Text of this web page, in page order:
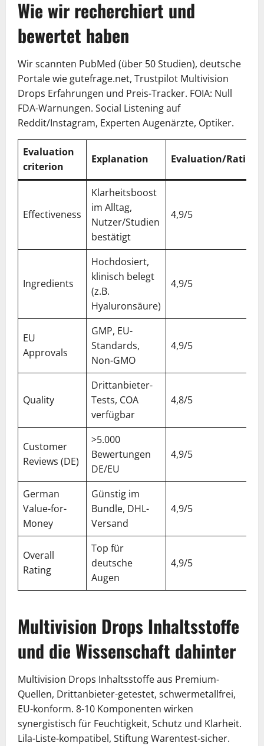
Wie wir recherchiert und
bewertet haben
Wir scannten PubMed (über 50 Studien), deutsche
Portale wie gutefrage.net, Trustpilot Multivision
Drops Erfahrungen und Preis-Tracker. FOIA: Null
FDA-Warnungen. Social Listening auf
Reddit/Instagram, Experten Augenärzte, Optiker.
Evaluation
criterion
Explanation Evaluation/Rating
Effectiveness
Klarheitsboost
im Alltag,
Nutzer/Studien
bestätigt
4,9/5
Ingredients
Hochdosiert,
klinisch belegt
(z.B.
Hyaluronsäure)
4,9/5
EU
Approvals
GMP, EU-
Standards,
Non-GMO
4,9/5
Quality
Drittanbieter-
Tests, COA
verfügbar
4,8/5
Customer
Reviews (DE)
>5.000
Bewertungen
DE/EU
4,9/5
German
Value-for-
Money
Günstig im
Bundle, DHL-
Versand
4,9/5
Overall
Rating
Top für
deutsche
Augen
4,9/5
Multivision Drops Inhaltsstoffe
und die Wissenschaft dahinter
Multivision Drops Inhaltsstoffe aus Premium-
Quellen, Drittanbieter-getestet, schwermetallfrei,
EU-konform. 8-10 Komponenten wirken
synergistisch für Feuchtigkeit, Schutz und Klarheit.
Lila-Liste-kompatibel, Stiftung Warentest-sicher.